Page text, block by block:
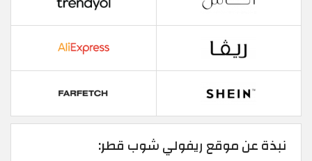
نبذة عن موقع ريفولي شوب قطر: